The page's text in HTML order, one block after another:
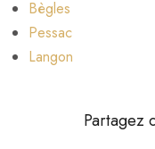
Bègles
Pessac
Langon